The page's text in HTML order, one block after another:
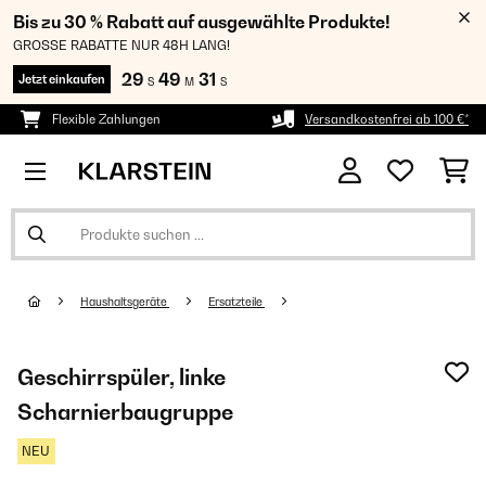
Bis zu 30 % Rabatt auf ausgewählte Produkte!
GROSSE RABATTE NUR 48H LANG!
Jetzt einkaufen 29 S 49 M 30 S
Flexible Zahlungen Versandkostenfrei ab 100 €*
Haushaltsgeräte Ersatzteile
Geschirrspüler, linke
Scharnierbaugruppe
NEU